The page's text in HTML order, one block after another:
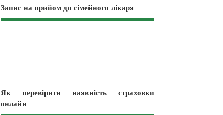
Запис на прийом до сімейного лікаря
Як перевірити наявність страховки
онлайн